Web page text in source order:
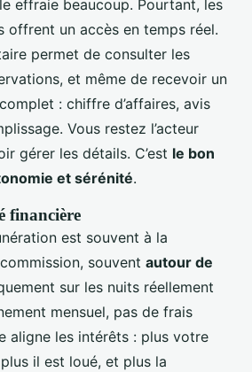
effraie beaucoup. Pourtant, les
offrent un accès en temps réel.
permet de consulter les
et même de recevoir un
: chiffre d’affaires, avis
Vous restez l’acteur
gérer les détails. C’est le bon
et sérénité.
financière
est souvent à la
souvent autour de
sur les nuits réellement
mensuel, pas de frais
aligne les intérêts : plus votre
il est loué, et plus la